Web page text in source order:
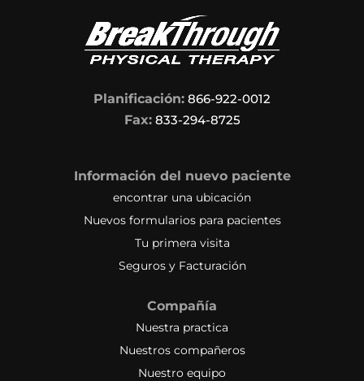
Planificación: 866-922-0012
Fax:833-294-8725
Información del nuevo paciente
encontrar una ubicación
Nuevos formularios para pacientes
Tu primera visita
Seguros y Facturación
Compañía
Nuestra practica
Nuestros compañeros
Nuestro equipo